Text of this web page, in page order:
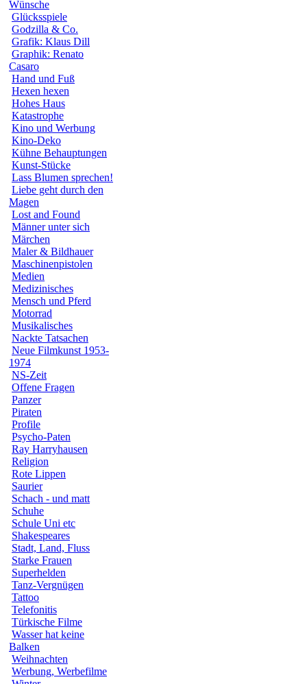
Wünsche
Glücksspiele
Godzilla & Co.
Grafik: Klaus Dill
Graphik: Renato
Casaro
Hand und Fuß
Hexen hexen
Hohes Haus
Katastrophe
Kino und Werbung
Kino-Deko
Kühne Behauptungen
Kunst-Stücke
Lass Blumen sprechen!
Liebe geht durch den
Magen
Lost and Found
Männer unter sich
Märchen
Maler & Bildhauer
Maschinenpistolen
Medien
Medizinisches
Mensch und Pferd
Motorrad
Musikalisches
Nackte Tatsachen
Neue Filmkunst 1953-
1974
NS-Zeit
Offene Fragen
Panzer
Piraten
Profile
Psycho-Paten
Ray Harryhausen
Religion
Rote Lippen
Saurier
Schach - und matt
Schuhe
Schule Uni etc
Shakespeares
Stadt, Land, Fluss
Starke Frauen
Superhelden
Tanz-Vergnügen
Tattoo
Telefonitis
Türkische Filme
Wasser hat keine
Balken
Weihnachten
Werbung, Werbefilme